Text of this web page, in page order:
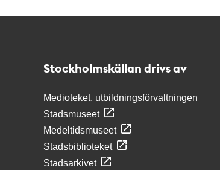
Stockholmskällan drivs av
Medioteket, utbildningsförvaltningen
Stadsmuseet
Medeltidsmuseet
Stadsbiblioteket
Stadsarkivet